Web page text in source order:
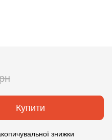
Купити
знижки